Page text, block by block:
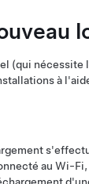
(qui
à
au Wi-Fi,